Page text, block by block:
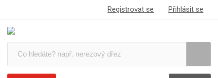
Registrovat se Přihlásit se